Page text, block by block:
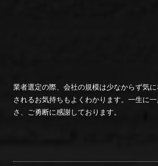
業者選定の際、会社の規模は少なからず気
されるお気持ちもよくわかります。一生に
さ、ご勇断に感謝しております。